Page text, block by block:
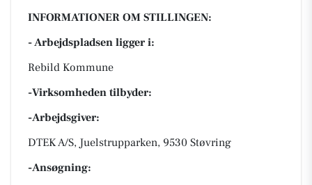
INFORMATIONER OM STILLINGEN:
- Arbejdspladsen ligger i:
Rebild Kommune
-Virksomheden tilbyder:
-Arbejdsgiver:
DTEK A/S, Juelstrupparken, 9530 Støvring
-Ansøgning: